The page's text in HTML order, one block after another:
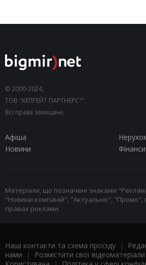
© 2000-2024,
ТОВ "КЕПРЕЙТ ПАРТНЕРС"".
Всі права захищені.
Афіша
Новини
Фінанси
Матеріали, що позначені знаками
"Новини компаній", "Актуально", "Промо",
правах реклами.
Наші контакти та схема проїзду |
нами | Розмістити свої відеоматеріали